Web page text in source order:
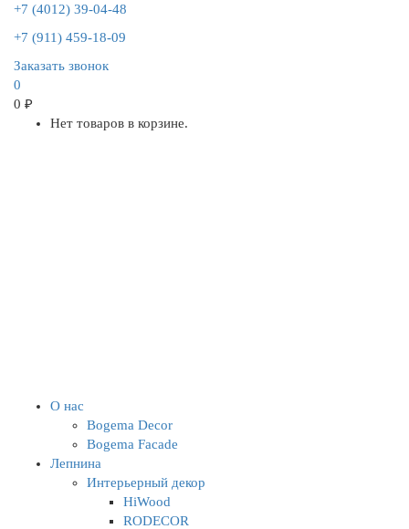
+7 (4012) 39-04-48
+7 (911) 459-18-09
Заказать звонок
0
0 ₽
Нет товаров в корзине.
О нас
Bogema Decor
Bogema Facade
Лепнина
Интерьерный декор
HiWood
RODECOR